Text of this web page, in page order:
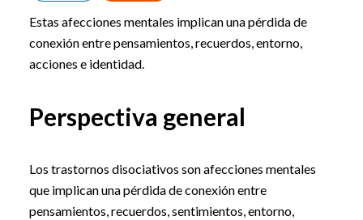
Estas afecciones mentales implican una pérdida de
conexión entre pensamientos, recuerdos, entorno,
acciones e identidad.
Perspectiva general
Los trastornos disociativos son afecciones mentales
que implican una pérdida de conexión entre
pensamientos, recuerdos, sentimientos, entorno,